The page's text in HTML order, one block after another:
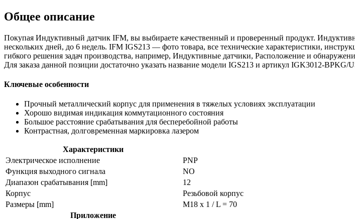
Общее описание
Покупая Индуктивный датчик IFM, вы выбираете качественный и проверенный продукт.
нескольких дней, до 6 недель. IFM IGS213 — фото товара, все технические характеристики,
гибкого решения задач производства, например, Индуктивные датчики, Расположение и
Для заказа данной позиции достаточно указать название модели IGS213 и артикул IGK3012-BPKG/
Ключевые особенности
Прочный металлический корпус для применения в тяжелых условиях эксплуатации
Хорошо видимая индикация коммутационного состояния
Большое расстояние срабатывания для бесперебойной работы
Контрастная, долговременная маркировка лазером
Характеристики
Электрическое исполнение
PNP
Функция выходного сигнала
NO
Диапазон срабатывания [mm]
12
Корпус
Резьбовой корпус
Размеры [mm]
M18 x 1 / L = 70
Приложение